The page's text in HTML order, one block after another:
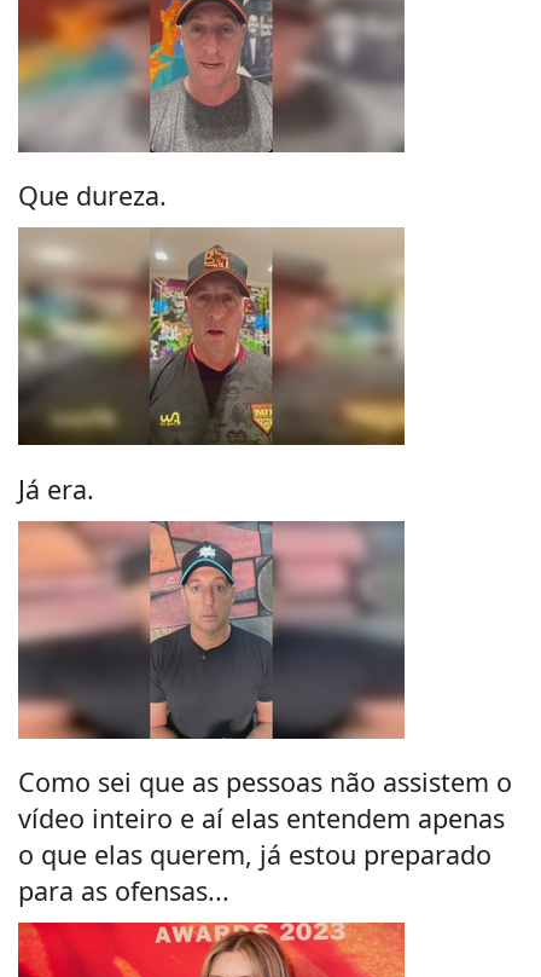
Que dureza.
Já era.
Como sei que as pessoas não assistem o
vídeo inteiro e aí elas entendem apenas
o que elas querem, já estou preparado
para as ofensas...